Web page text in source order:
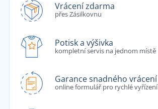
Vrácení zdarma
přes Zásilkovnu
Potisk a výšivka
kompletní servis na jednom místě
Garance snadného vrácení
online formulář pro rychlé vyřízení